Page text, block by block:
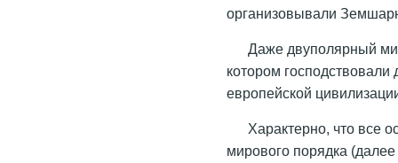
организовывали
Даже двуполярный
котором
европейской
Характерно, что все
мирового порядка